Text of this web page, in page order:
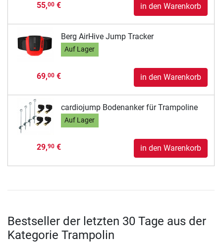
55,00€ in den Warenkorb
Berg AirHive Jump Tracker
Auf Lager
69,00€ in den Warenkorb
cardiojump Bodenanker für Trampoline
Auf Lager
29,90€ in den Warenkorb
Bestseller der letzten 30 Tage aus der
Kategorie Trampolin